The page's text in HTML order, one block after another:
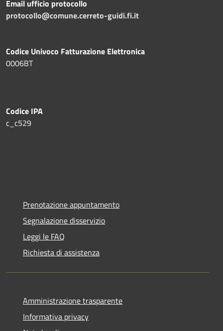
Email ufficio protocollo
protocollo@comune.cerreto-guidi.fi.it
Codice Univoco Fatturazione Elettronica
0006BT
Codice IPA
c_c529
Prenotazione appuntamento
Segnalazione disservizio
Leggi le FAQ
Richiesta di assistenza
Amministrazione trasparente
Informativa privacy